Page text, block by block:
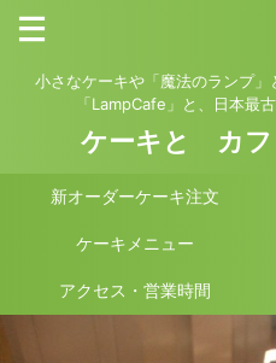
小さなケーキや「魔法のランプ
「LampCafe」と、日本最
ケーキと カ
新オーダーケーキ注文
ケーキメニュー
アクセス・営業時間